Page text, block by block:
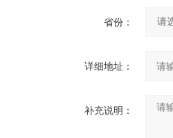
省份：
详细地址：
补充说明：